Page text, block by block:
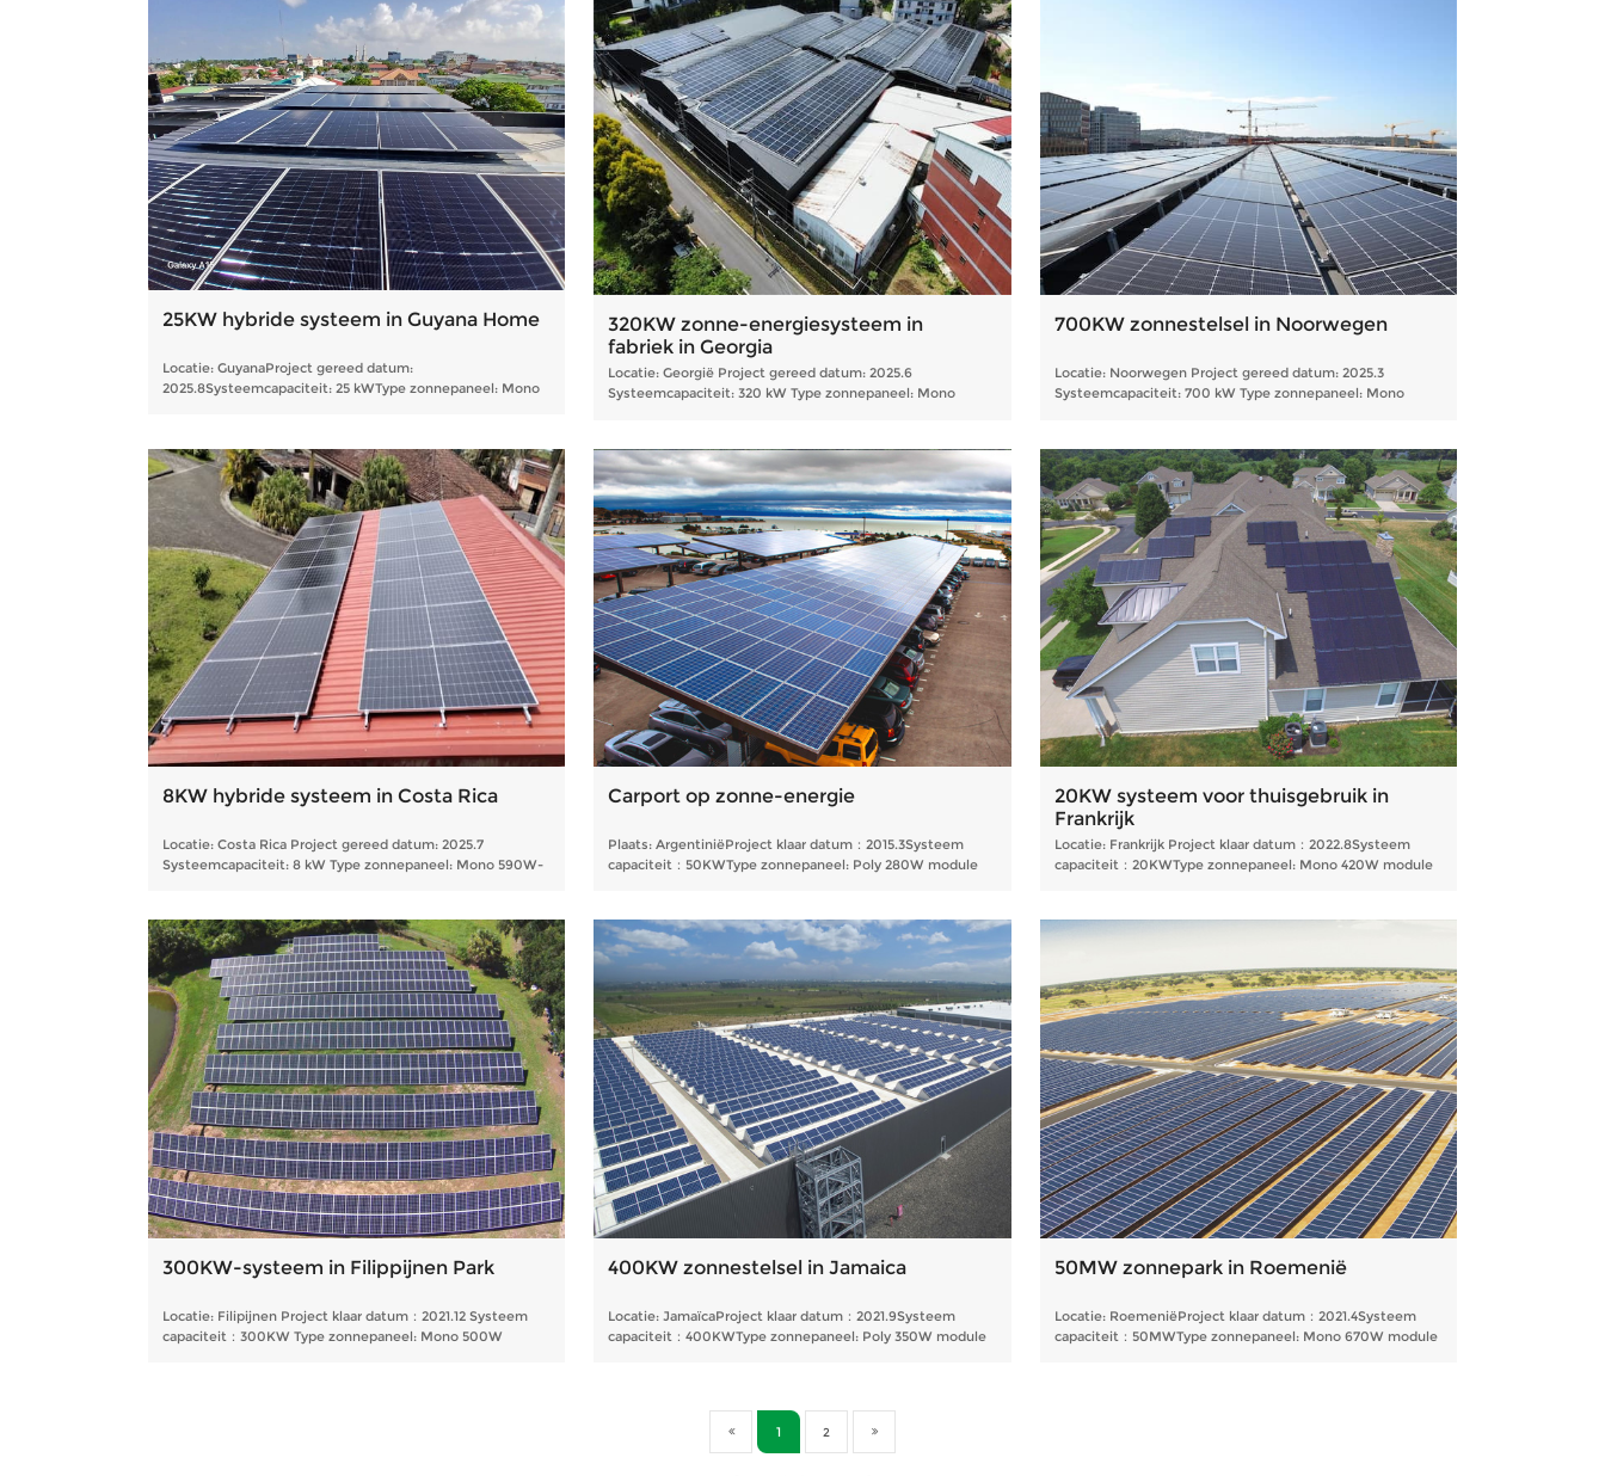
25KW hybride systeem in Guyana Home
Locatie: GuyanaProject gereed datum:
2025.8Systeemcapaciteit: 25 kWType zonnepaneel: Mono
320KW zonne-energiesysteem in
fabriek in Georgia
Locatie: Georgië Project gereed datum: 2025.6
Systeemcapaciteit: 320 kW Type zonnepaneel: Mono
700KW zonnestelsel in Noorwegen
Locatie: Noorwegen Project gereed datum: 2025.3
Systeemcapaciteit: 700 kW Type zonnepaneel: Mono
8KW hybride systeem in Costa Rica
Locatie: Costa Rica Project gereed datum: 2025.7
Systeemcapaciteit: 8 kW Type zonnepaneel: Mono 590W-
Carport op zonne-energie
Plaats: ArgentiniëProject klaar datum：2015.3Systeem
capaciteit：50KWType zonnepaneel: Poly 280W module
20KW systeem voor thuisgebruik in
Frankrijk
Locatie: Frankrijk Project klaar datum：2022.8Systeem
capaciteit：20KWType zonnepaneel: Mono 420W module
300KW-systeem in Filippijnen Park
Locatie: Filipijnen Project klaar datum：2021.12 Systeem
capaciteit：300KW Type zonnepaneel: Mono 500W
400KW zonnestelsel in Jamaica
Locatie: JamaïcaProject klaar datum：2021.9Systeem
capaciteit：400KWType zonnepaneel: Poly 350W module
50MW zonnepark in Roemenië
Locatie: RoemeniëProject klaar datum：2021.4Systeem
capaciteit：50MWType zonnepaneel: Mono 670W module
1 2